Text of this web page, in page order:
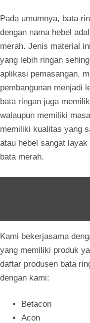
Pada umumnya, bata
dengan nama hebel
merah. Jenis material
yang lebih ringan
aplikasi pemasangan,
pembangunan menjadi
bata ringan juga
walaupun memiliki
memiliki kualitas yang
atau hebel sangat
bata merah.
Kami bekerjasama
yang memiliki produk
daftar produsen bata
dengan kami:
Betacon
Acon